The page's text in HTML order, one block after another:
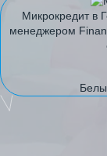
Микрокредит в
менеджером